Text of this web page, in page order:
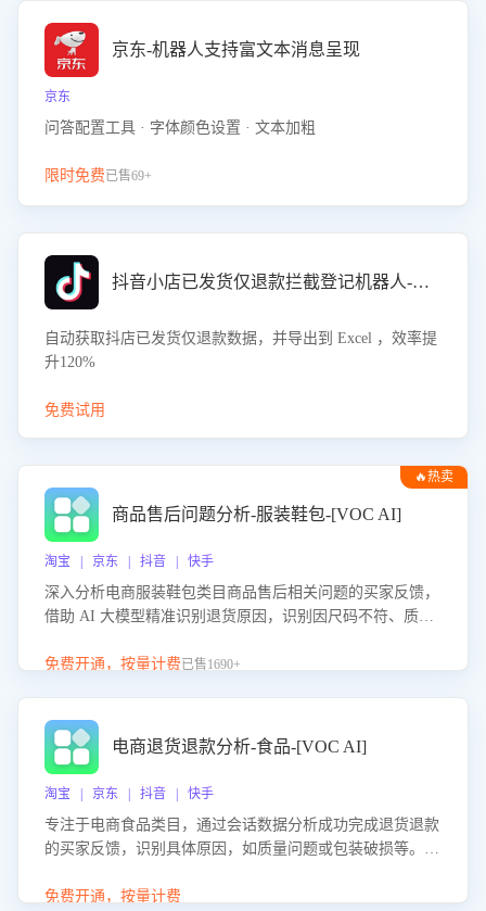
京东-机器人支持富文本消息呈现
京东
问答配置工具 · 字体颜色设置 · 文本加粗
限时免费已售69+
抖音小店已发货仅退款拦截登记机器人-八爪鱼
自动获取抖店已发货仅退款数据，并导出到 Excel ，效率提
升120%
免费试用
🔥热卖
商品售后问题分析-服装鞋包-[VOC AI]
淘宝 | 京东 | 抖音 | 快手
深入分析电商服装鞋包类目商品售后相关问题的买家反馈，
借助 AI 大模型精准识别退货原因，识别因尺码不符、质量
议，助力商家优化产品或服务，实现销售额的显著提升。
免费开通，按量计费已售1690+
电商退货退款分析-食品-[VOC AI]
淘宝 | 京东 | 抖音 | 快手
专注于电商食品类目，通过会话数据分析成功完成退货退款
的买家反馈，识别具体原因，如质量问题或包装破损等。结
商家降低退款率，提升售后效率。
免费开通，按量计费